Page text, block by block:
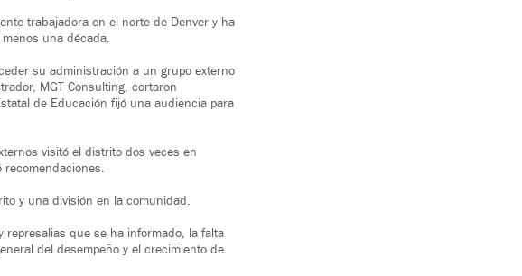
trabajadora en el norte de Denver y ha
una década.
su administración a un grupo externo
MGT Consulting, cortaron
de Educación fijó una audiencia para
visitó el distrito dos veces en
y una división en la comunidad.
represalias que se ha informado, la falta
del desempeño y el crecimiento de